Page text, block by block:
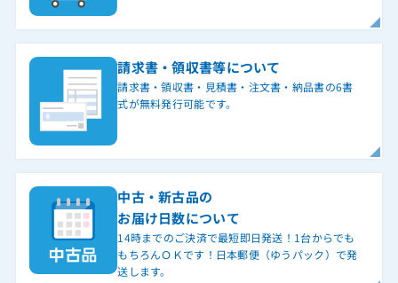
請求書・領収書等について
請求書・領収書・見積書・注文書・納品書の6書
式が無料発行可能です。
中古・新古品の
お届け日数について
14時までのご決済で最短即日発送！1台からでも
もちろんＯＫです！日本郵便（ゆうパック）で発
送します。